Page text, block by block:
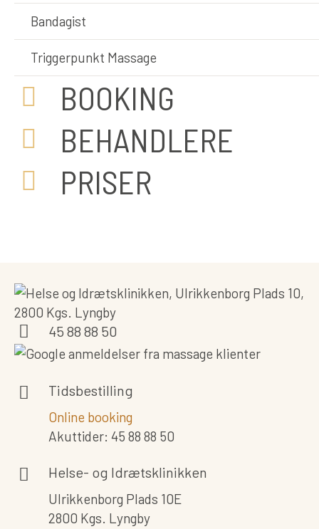
Bandagist
Triggerpunkt Massage
BOOKING
BEHANDLERE
PRISER
45 88 88 50
Tidsbestilling
Online booking
Akuttider: 45 88 88 50
Helse- og Idrætsklinikken
Ulrikkenborg Plads 10E
2800 Kgs. Lyngby